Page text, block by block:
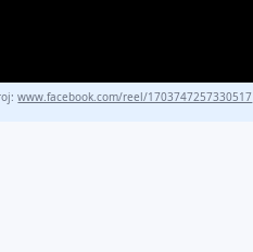
www.facebook.com/reel/1703747257330517